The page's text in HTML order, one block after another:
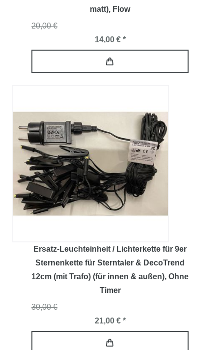
matt), Flow
20,00 €
14,00 € *
Ersatz-Leuchteinheit / Lichterkette für 9er
Sternenkette für Sterntaler & DecoTrend
12cm (mit Trafo) (für innen & außen), Ohne
Timer
30,00 €
21,00 € *